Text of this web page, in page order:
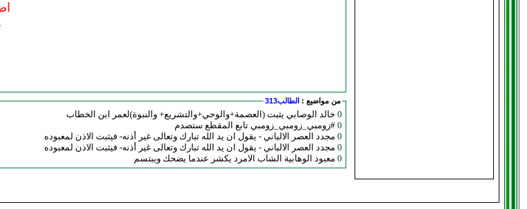
من مواضيع : الطالب313
0 خالد الوصابي يثبت (العصمة+والوحي+والتشريع+ والنبوة)لعمر ابن الخطاب
0 #زومبي_زومبي_زومبي تابع المقطع ستصدم
0 مجدد العصر الالباني - يقول ان يد الله تبارك وتعالى غير أذنه- فيثبت الاذن لمعبوده
0 مجدد العصر الالباني - يقول ان يد الله تبارك وتعالى غير أذنه- فيثبت الاذن لمعبوده
0 معبود الوهابية الشاب الامرد يكشر عندما يضحك ويبتسم